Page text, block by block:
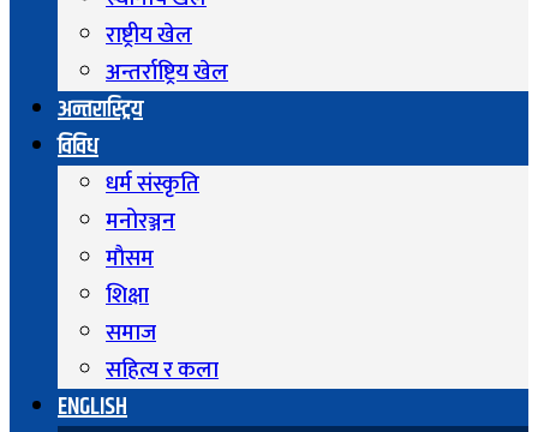
राष्ट्रीय खेल
अन्तर्राष्ट्रिय खेल
अन्तरास्ट्रिय
विविध
धर्म संस्कृति
मनोरञ्जन
माैसम
शिक्षा
समाज
सहित्य र कला
ENGLISH